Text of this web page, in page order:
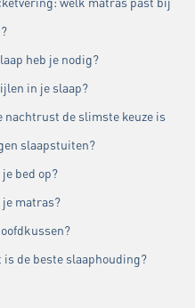
heb je nodig?
in je slaap?
nachtrust de slimste keuze is
slaapstuiten?
bed op?
matras?
de beste slaaphouding?